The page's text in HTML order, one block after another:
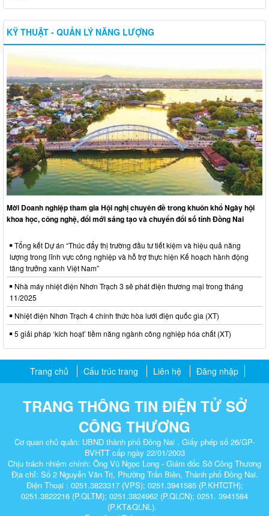
KỸ THUẬT - QUẢN LÝ NĂNG LƯỢNG
Mời Doanh nghiệp tham gia Hội nghị chuyên đề trong khuôn khổ Ngày hội
khoa học, công nghệ, đổi mới sáng tạo và chuyển đổi số tỉnh Đồng Nai
Tổng kết Dự án “Thúc đẩy thị trường đầu tư tiết kiệm và hiệu quả năng
lượng trong lĩnh vực công nghiệp và hỗ trợ thực hiện Kế hoạch hành động
tăng trưởng xanh Việt Nam”
Nhà máy nhiệt điện Nhơn Trạch 3 sẽ phát điện thương mại trong tháng
11/2025
Nhiệt điện Nhơn Trạch 4 chính thức hòa lưới điện quốc gia (XT)
5 giải pháp ‘kích hoạt’ tiềm năng ngành công nghiệp hóa chất (XT)
Trang chủ Cấu trúc trang Liên hệ Đăng nhập
TRANG THÔNG TIN ĐIỆN TỬ SỞ
CÔNG THƯƠNG
Cơ quan chủ quản: UBND thành phố Đồng Nai . Giấy phép số 26/GP-
BVHTT cấp ngày 22/01/2003
Chịu trách nhiệm chính: Ông Vũ Ngọc Long - Giám đốc Sở Công Thương
Địa chỉ: Số 2 Nguyễn Văn Trị, Phường Trấn Biên, Thành phố Đồng Nai.
Điện Thoại : 0251.3823317 (VPS); 0251.3941585 (P.KHTCTH);
0251.3822216 (P.QLTM); 0251.3824962 (P.QLCN); 0251. 3941584
(P.KT&QLNL).